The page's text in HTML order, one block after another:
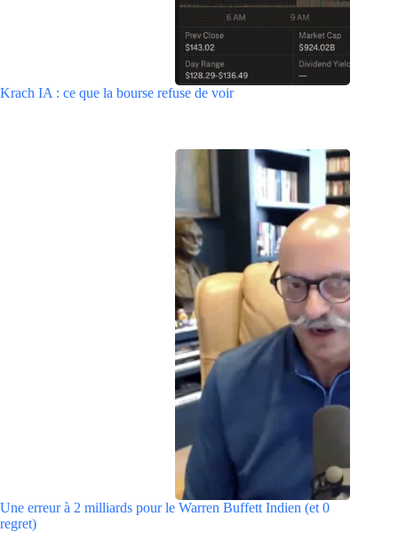
Krach IA : ce que la bourse refuse de voir
Une erreur à 2 milliards pour le Warren Buffett Indien (et 0
regret)